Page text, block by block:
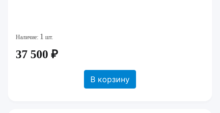
Наличие: 1 шт.
37 500 ₽
В корзину